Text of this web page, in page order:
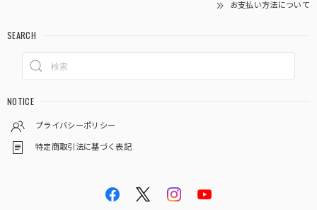
お支払い方法について
SEARCH
NOTICE
プライバシーポリシー
特定商取引法に基づく表記